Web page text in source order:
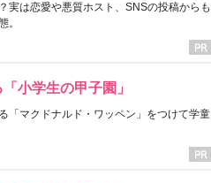
実は恋愛や悪質ホスト、SNSの投稿からも
。
小学生の甲子園」
「マクドナルド・ワッペン」をつけて学童